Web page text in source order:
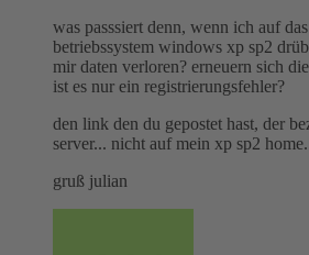
was passsiert denn, wenn ich auf
betriebssystem windows xp sp2
mir daten verloren? erneuern sich
ist es nur ein registrierungsfehler?
den link den du gepostet hast, der
server... nicht auf mein xp sp2
gruß julian